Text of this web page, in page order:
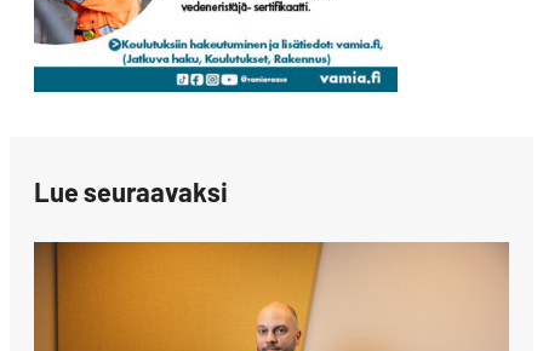
Lue seuraavaksi